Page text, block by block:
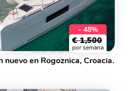
- 48%
€ 1,500
por semana
en Rogoznica, Croacia.